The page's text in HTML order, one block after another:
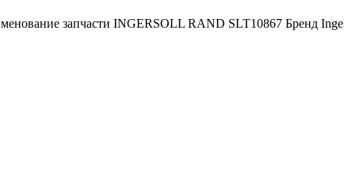
запчасти INGERSOLL RAND SLT10867 Бренд